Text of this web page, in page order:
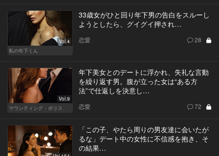
Vol.4
私の年下くん
33歳女がひと回り年下男の告白をスルーし
ようとしたら、グイグイ押され…
恋愛 28
Vol.9
マウンティング・ポリス
年下美女とのデートに浮かれ、失礼な言動
を繰り返す男。腹が立った女は“ある方
法”で仕返しを決意し…
恋愛 72
「この子、やたら周りの男友達に会いたが
るな」デート中の女性に不信感を抱き、そ
の結果…